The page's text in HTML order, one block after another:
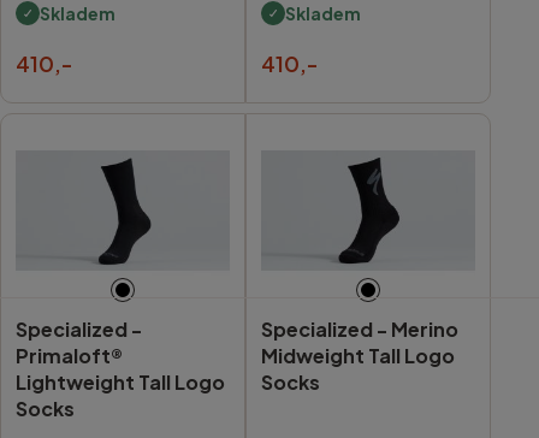
Skladem
410,-
Skladem
410,-
Specialized -
Primaloft®
Lightweight Tall Logo
Socks
Specialized - Merino
Midweight Tall Logo
Socks